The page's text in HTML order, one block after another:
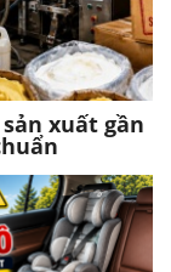
xuất gần